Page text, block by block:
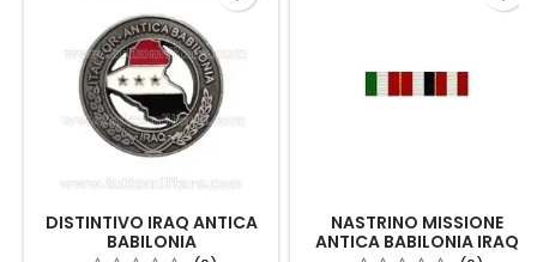
DISTINTIVO IRAQ ANTICA
BABILONIA
NASTRINO MISSIONE
ANTICA BABILONIA IRAQ